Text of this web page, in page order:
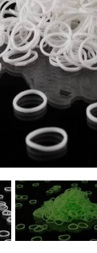
Hund
Kat
Nyhed
Gavekort
Retur
Om os